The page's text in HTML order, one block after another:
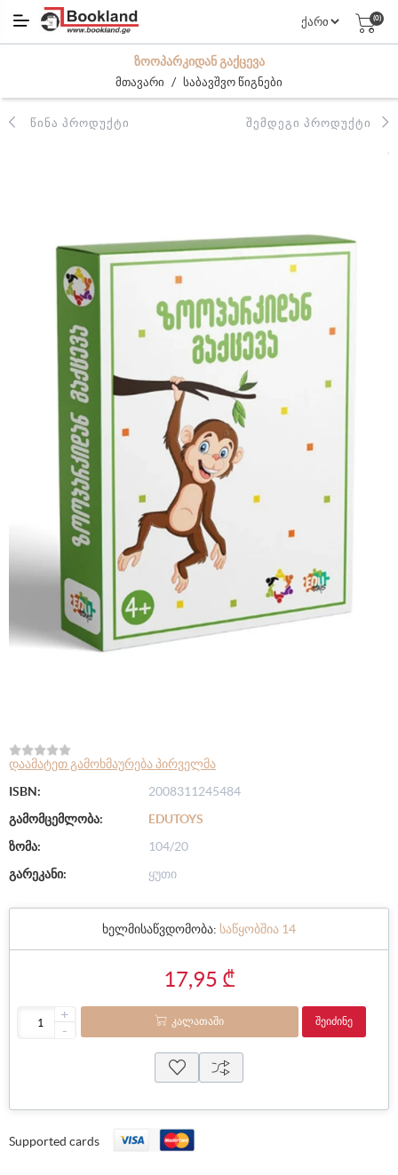
(0)
ᲖᲝᲝᲞᲐᲠᲙᲘᲓᲐᲜ ᲒᲐᲥᲪᲔᲕᲐ
მთავარი / საბავშვო წიგნები
ᲬᲘᲜᲐ ᲞᲠᲝᲓᲣᲥᲢᲘ ᲨᲔᲛᲓᲔᲒᲘ ᲞᲠᲝᲓᲣᲥᲢᲘ
დაამატეთ გამოხმაურება პირველმა
ISBN:
2008311245484
გამომცემლობა:
EDUTOYS
ზომა:
104/20
გარეკანი:
ყუთი
ხელმისაწვდომობა: საწყობშია 14
17,95 ₾
+
-
ᲙᲐᲚᲐᲗᲐᲨᲘ ᲨᲔᲘᲫᲘᲜᲔ
Supported cards